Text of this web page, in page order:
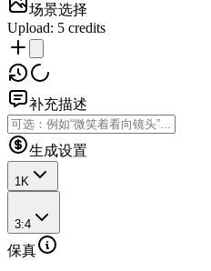
场景选择
Upload: 5 credits
补充描述
生成设置
1K
3:4
保真